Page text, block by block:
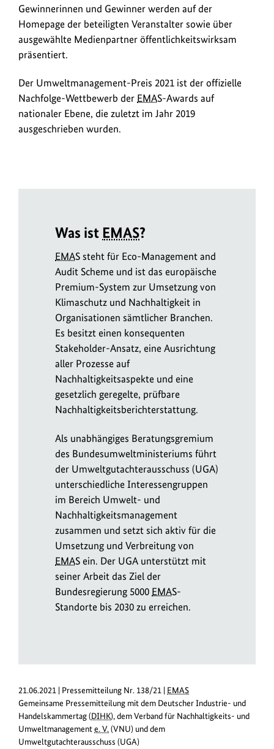
Gewinnerinnen und Gewinner werden auf der
Homepage der beteiligten Veranstalter sowie über
ausgewählte Medienpartner öffentlichkeitswirksam
präsentiert.
Der Umweltmanagement-Preis 2021 ist der offizielle
Nachfolge-Wettbewerb der EMAS-Awards auf
nationaler Ebene, die zuletzt im Jahr 2019
ausgeschrieben wurden.
Was ist EMAS?
EMAS steht für Eco-Management and
Audit Scheme und ist das europäische
Premium-System zur Umsetzung von
Klimaschutz und Nachhaltigkeit in
Organisationen sämtlicher Branchen.
Es besitzt einen konsequenten
Stakeholder-Ansatz, eine Ausrichtung
aller Prozesse auf
Nachhaltigkeitsaspekte und eine
gesetzlich geregelte, prüfbare
Nachhaltigkeitsberichterstattung.
Als unabhängiges Beratungsgremium
des Bundesumweltministeriums führt
der Umweltgutachterausschuss (UGA)
unterschiedliche Interessengruppen
im Bereich Umwelt- und
Nachhaltigkeitsmanagement
zusammen und setzt sich aktiv für die
Umsetzung und Verbreitung von
EMAS ein. Der UGA unterstützt mit
seiner Arbeit das Ziel der
Bundesregierung 5000 EMAS-
Standorte bis 2030 zu erreichen.
21.06.2021 | Pressemitteilung Nr. 138/21 | EMAS
Gemeinsame Pressemitteilung mit dem Deutscher Industrie- und
Handelskammertag (DIHK), dem Verband für Nachhaltigkeits- und
Umweltmanagemente. V. (VNU) und dem
Umweltgutachterausschuss (UGA)